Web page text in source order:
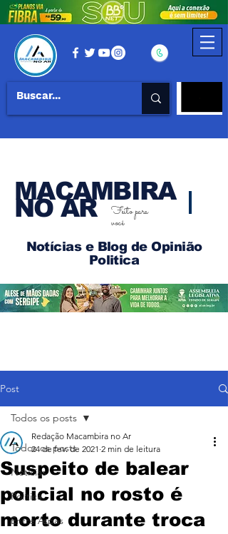
MACAMBIRA
NO AR
Feito para
você
Notícias e Blog de Opinião
Politica
Post
Todos os posts
Notícias
Política
Entre Aspas
Todos os posts
Suspeito de balear
policial no rosto é
morto durante troca
Redação Macambira no Ar
24 de fev. de 2021 2 min de leitura